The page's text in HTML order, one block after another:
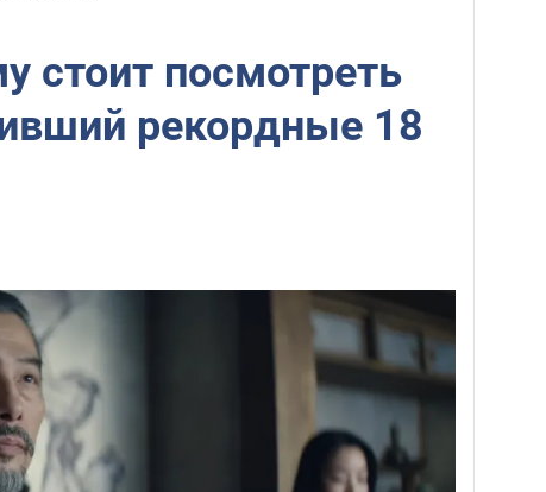
стоит посмотреть
рекордные 18